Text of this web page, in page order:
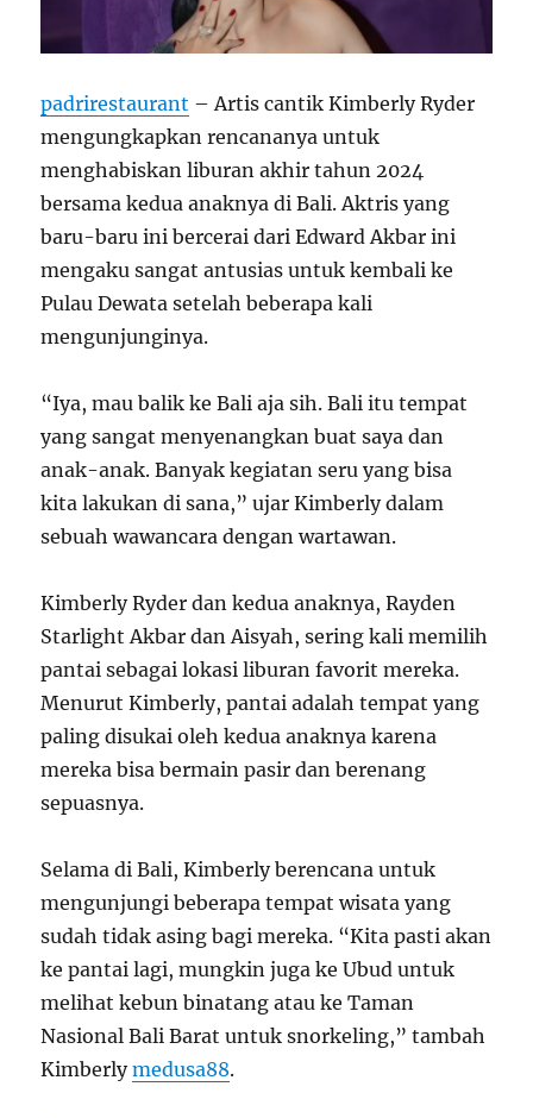
padrirestaurant – Artis cantik Kimberly Ryder
mengungkapkan rencananya untuk
menghabiskan liburan akhir tahun 2024
bersama kedua anaknya di Bali. Aktris yang
baru-baru ini bercerai dari Edward Akbar ini
mengaku sangat antusias untuk kembali ke
Pulau Dewata setelah beberapa kali
mengunjunginya.
“Iya, mau balik ke Bali aja sih. Bali itu tempat
yang sangat menyenangkan buat saya dan
anak-anak. Banyak kegiatan seru yang bisa
kita lakukan di sana,” ujar Kimberly dalam
sebuah wawancara dengan wartawan.
Kimberly Ryder dan kedua anaknya, Rayden
Starlight Akbar dan Aisyah, sering kali memilih
pantai sebagai lokasi liburan favorit mereka.
Menurut Kimberly, pantai adalah tempat yang
paling disukai oleh kedua anaknya karena
mereka bisa bermain pasir dan berenang
sepuasnya.
Selama di Bali, Kimberly berencana untuk
mengunjungi beberapa tempat wisata yang
sudah tidak asing bagi mereka. “Kita pasti akan
ke pantai lagi, mungkin juga ke Ubud untuk
melihat kebun binatang atau ke Taman
Nasional Bali Barat untuk snorkeling,” tambah
Kimberlymedusa88.